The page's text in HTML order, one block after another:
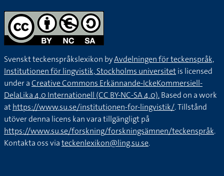
Svenskt teckenspråkslexikon byAvdelningen för teckenspråk,
Institutionen för lingvistik, Stockholms universitetis licensed
under aCreative Commons Erkännande-IckeKommersiell-
DelaLika 4.0 Internationell (CC BY-NC-SA 4.0).Based on a work
athttps://www.su.se/institutionen-for-lingvistik/. Tillstånd
utöver denna licens kan vara tillgängligt på
https://www.su.se/forskning/forskningsämnen/teckenspråk.
Kontakta oss viateckenlexikon@ling.su.se.